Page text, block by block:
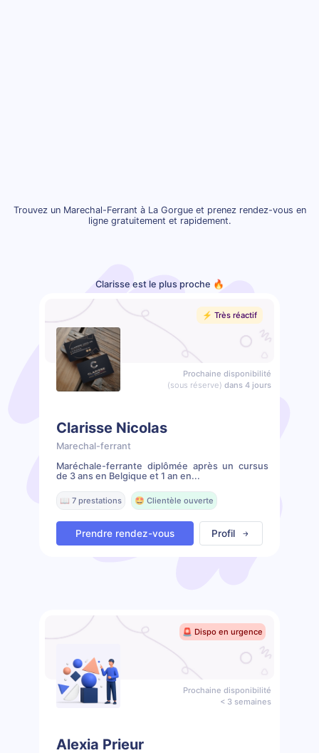
Trouvez un Marechal-Ferrant à La Gorgue et prenez rendez-vous en
ligne gratuitement et rapidement.
Clarisse est le plus proche 🔥
⚡️ Très réactif
Prochaine disponibilité
(sous réserve) dans 4 jours
Clarisse Nicolas
Marechal-ferrant
Maréchale-ferrante diplômée après un cursus
de 3 ans en Belgique et 1 an en...
📖 7 prestations 🤩 Clientèle ouverte
Prendre rendez-vous Profil
🚨 Dispo en urgence
Prochaine disponibilité
< 3 semaines
Alexia Prieur